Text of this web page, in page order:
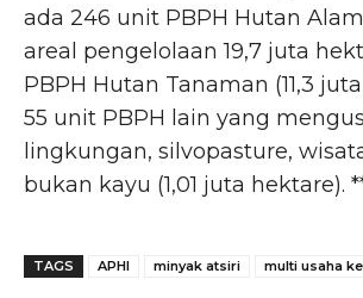
ada 246 unit PBPH Hutan
areal pengelolaan 19,7 juta
PBPH Hutan Tanaman (11,3
55 unit PBPH lain yang
lingkungan, silvopasture,
bukan kayu (1,01 juta hektare).
TAGS APHI minyak atsiri multi usaha